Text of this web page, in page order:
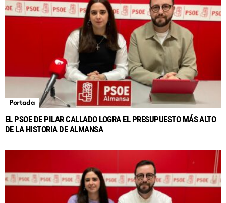
Portada
EL PSOE DE PILAR CALLADO LOGRA EL PRESUPUESTO MÁS ALTO
DE LA HISTORIA DE ALMANSA